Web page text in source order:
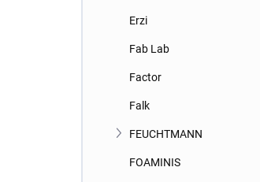
Erzi
Fab Lab
Factor
Falk
FEUCHTMANN
FOAMINIS